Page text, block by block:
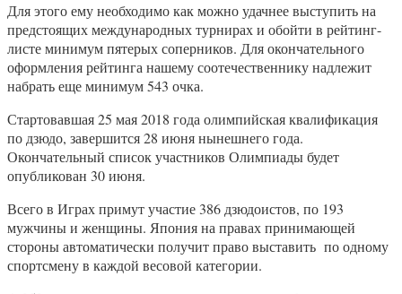
Для этого ему необходимо как можно удачнее выступить на
предстоящих международных турнирах и обойти в рейтинг-
листе минимум пятерых соперников. Для окончательного
оформления рейтинга нашему соотечественнику надлежит
набрать еще минимум 543 очка.
Стартовавшая 25 мая 2018 года олимпийская квалификация
по дзюдо, завершится 28 июня нынешнего года.
Окончательный список участников Олимпиады будет
опубликован 30 июня.
Всего в Играх примут участие 386 дзюдоистов, по 193
мужчины и женщины. Япония на правах принимающей
стороны автоматически получит право выставить по одному
спортсмену в каждой весовой категории.